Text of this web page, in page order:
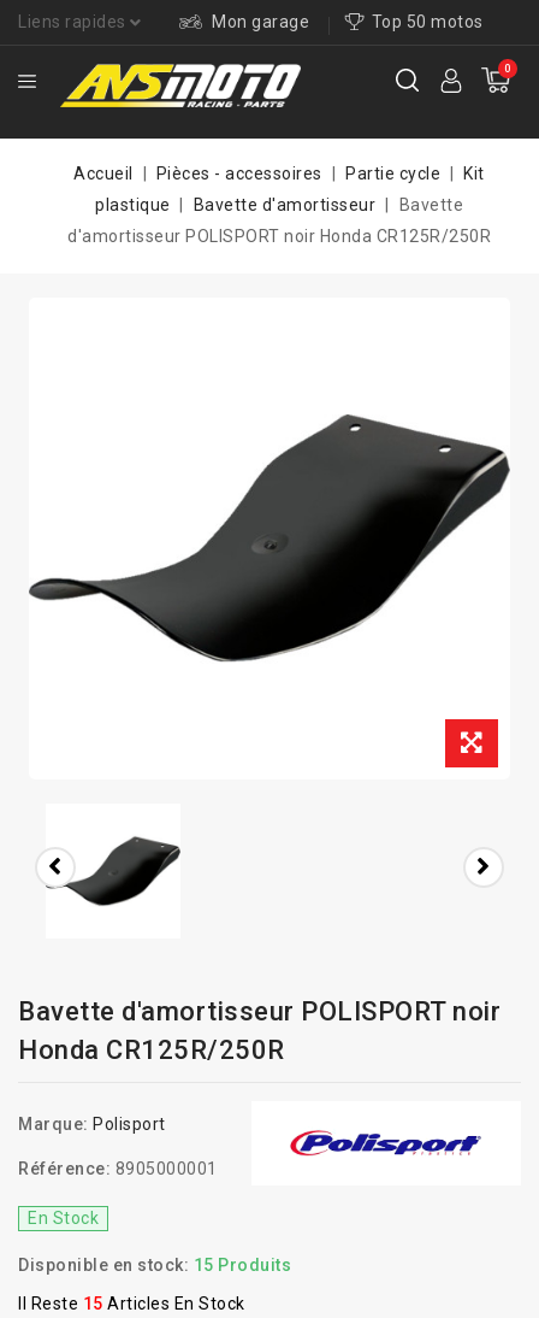
Liens rapides Mon garage Top 50 motos
0
Accueil Pièces - accessoires Partie cycle
Kit
plastique
Bavette d'amortisseur
Bavette
d'amortisseur POLISPORT noir Honda CR125R/250R
Bavette d'amortisseur POLISPORT noir
Honda CR125R/250R
Marque: Polisport
Référence: 8905000001
En Stock
Disponible en stock: 15 Produits
Il Reste 15 Articles En Stock